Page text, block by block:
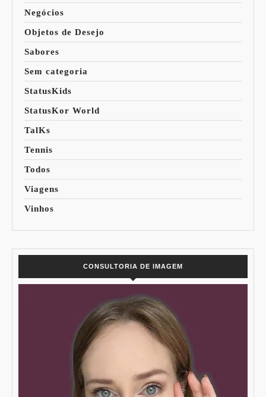
Negócios
Objetos de Desejo
Sabores
Sem categoria
StatusKids
StatusKor World
TalKs
Tennis
Todos
Viagens
Vinhos
CONSULTORIA DE IMAGEM